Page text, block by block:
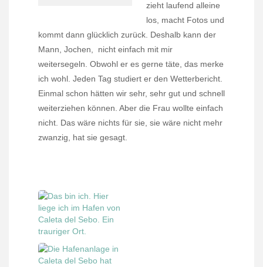
zieht laufend alleine
los, macht Fotos und
kommt dann glücklich zurück. Deshalb kann der
Mann, Jochen,
nicht einfach mit mir
weitersegeln. Obwohl er es gerne täte, das merke
ich wohl. Jeden Tag studiert er den Wetterbericht.
Einmal schon hätten wir sehr, sehr gut und schnell
weiterziehen können. Aber die Frau wollte einfach
nicht. Das wäre nichts für sie, sie wäre nicht mehr
zwanzig, hat sie gesagt.